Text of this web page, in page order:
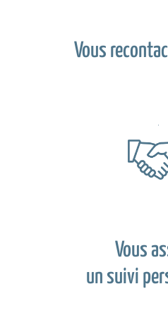
Vous
Vous
un suivi